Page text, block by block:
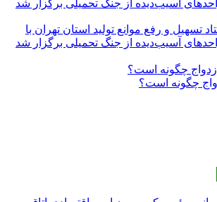
و رفع موانع تولید استان تهران با
آسیب‌دیده از جنگ تحمیلی برگزار شد
چگونه است؟